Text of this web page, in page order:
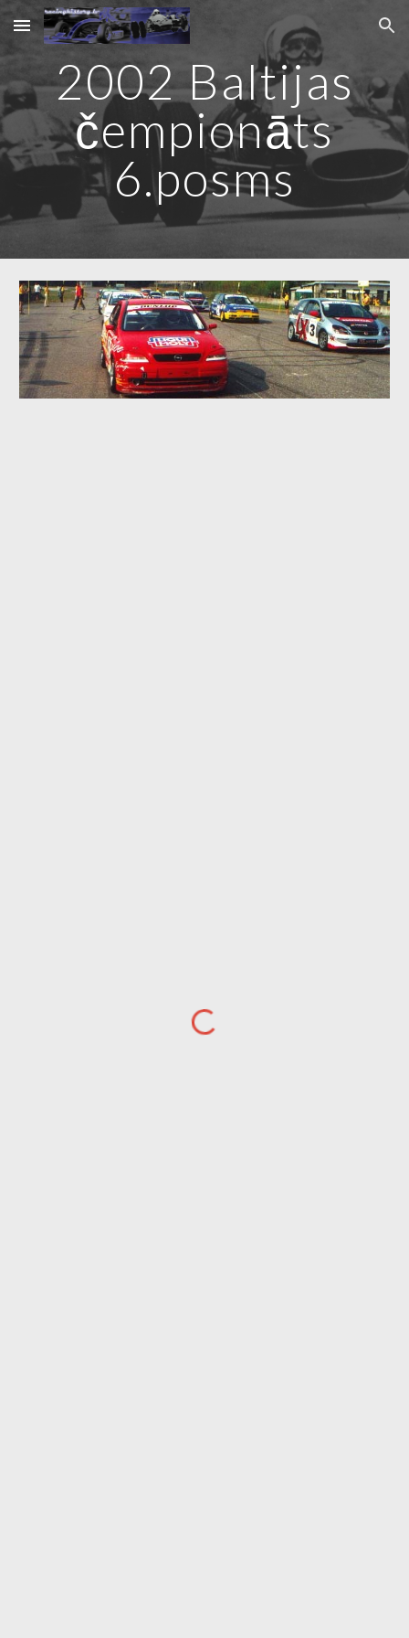
Skip to main content Skip to navigation
2002 Baltijas
čempionāts
6.posms